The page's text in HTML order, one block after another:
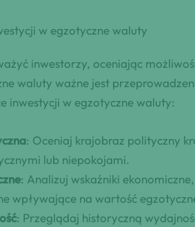
w egzotyczne waluty
inwestorzy, oceniając
waluty ważne jest
inwestycji w egzotyczne waluty:
: Oceniaj krajobraz polityczny
lub niepokojami.
: Analizuj wskaźniki
wpływające na wartość
: Przeglądaj historyczną